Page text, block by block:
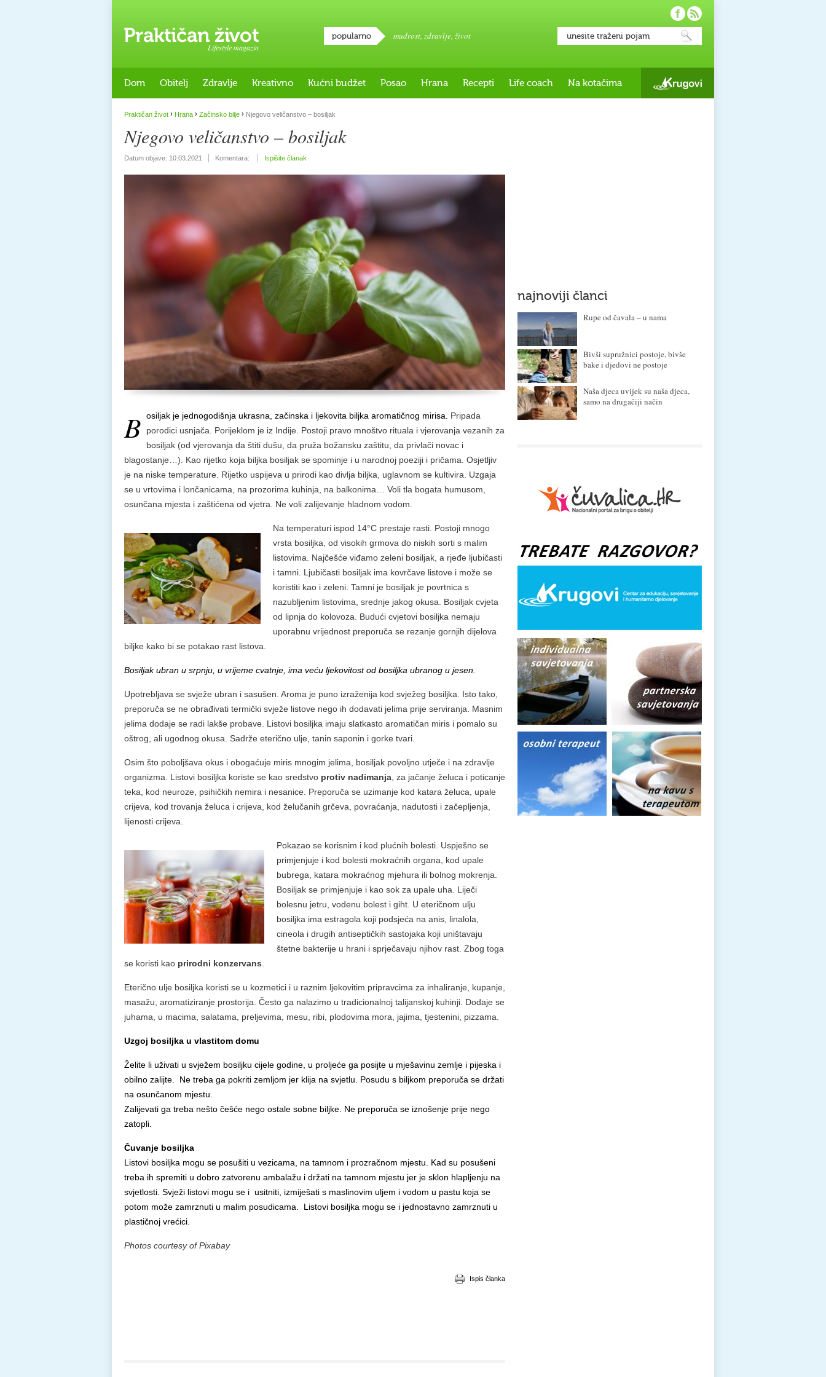
Lifestyle magazin
popularno mudrost, zdravlje, život
Dom Obitelj Zdravlje Kreativno Kućni budžet Posao Hrana Recepti Life coach Na kotačima
Praktičan život › Hrana › Začinsko bilje › Njegovo veličanstvo – bosiljak
Njegovo veličanstvo – bosiljak
Datum objave: 10.03.2021 Komentara: Ispišite članak
B osiljak je jednogodišnja ukrasna, začinska i ljekovita biljka aromatičnog mirisa. Pripada
porodici usnjača. Porijeklom je iz Indije. Postoji pravo mnoštvo rituala i vjerovanja vezanih za
bosiljak (od vjerovanja da štiti dušu, da pruža božansku zaštitu, da privlači novac i
blagostanje…). Kao rijetko koja biljka bosiljak se spominje i u narodnoj poeziji i pričama. Osjetljiv
je na niske temperature. Rijetko uspijeva u prirodi kao divlja biljka, uglavnom se kultivira. Uzgaja
se u vrtovima i lončanicama, na prozorima kuhinja, na balkonima… Voli tla bogata humusom,
osunčana mjesta i zaštićena od vjetra. Ne voli zalijevanje hladnom vodom.
Na temperaturi ispod 14°C prestaje rasti. Postoji mnogo
vrsta bosiljka, od visokih grmova do niskih sorti s malim
listovima. Najčešće viđamo zeleni bosiljak, a rjeđe ljubičasti
i tamni. Ljubičasti bosiljak ima kovrčave listove i može se
koristiti kao i zeleni. Tamni je bosiljak je povrtnica s
nazubljenim listovima, srednje jakog okusa. Bosiljak cvjeta
od lipnja do kolovoza. Budući cvjetovi bosiljka nemaju
uporabnu vrijednost preporuča se rezanje gornjih dijelova
biljke kako bi se potakao rast listova.
Bosiljak ubran u srpnju, u vrijeme cvatnje, ima veću ljekovitost od bosiljka ubranog u jesen.
Upotrebljava se svježe ubran i sasušen. Aroma je puno izraženija kod svježeg bosiljka. Isto tako,
preporuča se ne obrađivati termički svježe listove nego ih dodavati jelima prije serviranja. Masnim
jelima dodaje se radi lakše probave. Listovi bosiljka imaju slatkasto aromatičan miris i pomalo su
oštrog, ali ugodnog okusa. Sadrže eterično ulje, tanin saponin i gorke tvari.
Osim što poboljšava okus i obogaćuje miris mnogim jelima, bosiljak povoljno utječe i na zdravlje
organizma. Listovi bosiljka koriste se kao sredstvo protiv nadimanja , za jačanje želuca i poticanje
teka, kod neuroze, psihičkih nemira i nesanice. Preporuča se uzimanje kod katara želuca, upale
crijeva, kod trovanja želuca i crijeva, kod želučanih grčeva, povraćanja, nadutosti i začepljenja,
lijenosti crijeva.
Pokazao se korisnim i kod plućnih bolesti. Uspješno se
primjenjuje i kod bolesti mokraćnih organa, kod upale
bubrega, katara mokraćnog mjehura ili bolnog mokrenja.
Bosiljak se primjenjuje i kao sok za upale uha. Liječi
bolesnu jetru, vodenu bolest i giht. U eteričnom ulju
bosiljka ima estragola koji podsjeća na anis, linalola,
cineola i drugih antiseptičkih sastojaka koji uništavaju
štetne bakterije u hrani i sprječavaju njihov rast. Zbog toga
se koristi kao prirodni konzervans
Eterično ulje bosiljka koristi se u kozmetici i u raznim ljekovitim pripravcima za inhaliranje, kupanje,
masažu, aromatiziranje prostorija. Često ga nalazimo u tradicionalnoj talijanskoj kuhinji. Dodaje se
juhama, u macima, salatama, preljevima, mesu, ribi, plodovima mora, jajima, tjestenini, pizzama.
Uzgoj bosiljka u vlastitom domu
Želite li uživati u svježem bosiljku cijele godine, u proljeće ga posijte u mješavinu zemlje i pijeska i
obilno zalijte. Ne treba ga pokriti zemljom jer klija na svjetlu. Posudu s biljkom preporuča se držati
na osunčanom mjestu.
Zalijevati ga treba nešto češće nego ostale sobne biljke. Ne preporuča se iznošenje prije nego
zatopli.
Čuvanje bosiljka
Listovi bosiljka mogu se posušiti u vezicama, na tamnom i prozračnom mjestu. Kad su posušeni
treba ih spremiti u dobro zatvorenu ambalažu i držati na tamnom mjestu jer je sklon hlapljenju na
svjetlosti. Svježi listovi mogu se i usitniti, izmiješati s maslinovim uljem i vodom u pastu koja se
potom može zamrznuti u malim posudicama. Listovi bosiljka mogu se i jednostavno zamrznuti u
plastičnoj vrećici.
Photos courtesy of Pixabay
Ispis članka
najnoviji članci
Rupe od čavala – u nama
Bivši supružnici postoje, bivše
bake i djedovi ne postoje
Naša djeca uvijek su naša djeca,
samo na drugačiji način